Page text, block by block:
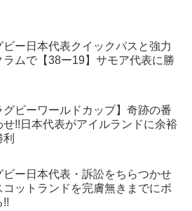
ビー日本代表クイックパスと強力
ラムで【38ー19】サモア代表に勝
グビーワールドカップ】奇跡の番
せ!!日本代表がアイルランドに余裕
ビー日本代表・訴訟をちらつかせ
コットランドを完膚無きまでにボ
!!